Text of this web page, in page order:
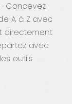
Concevez
A à Z avec
directement
avec
outils